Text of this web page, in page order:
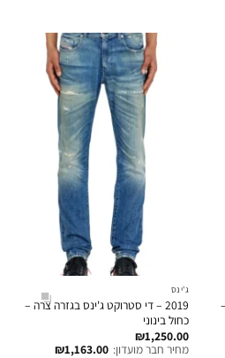
ג'ינס
2019 – די סטרוקט ג'ינס בגזרה צרה –
כחול בינוני
₪1,250.00
מחיר חבר מועדון: ₪1,163.00